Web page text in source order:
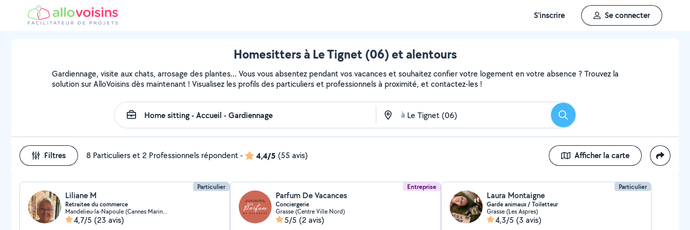
S'inscrire Se connecter
Homesitters à Le Tignet (06) et alentours
Gardiennage, visite aux chats, arrosage des plantes... Vous vous absentez pendant vos vacances et souhaitez confier votre logement en votre absence ? Trouvez la
solution sur AlloVoisins dès maintenant ! Visualisez les profils des particuliers et professionnels à proximité, et contactez-les !
à Rechercher
Filtres 8 Particuliers et 2 Professionnels répondent- 4,4/5 (55 avis) Afficher la carte
Particulier
Liliane M
Retraitee du commerce
Mandelieu-la-Napoule (Cannes Marina-La Roubine)
4,7/5 (23 avis)
Entreprise
Parfum De Vacances
Conciergerie
Grasse (Centre Ville Nord)
5/5 (2 avis)
Particulier
Laura Montaigne
Garde animaux / Toiletteur
Grasse (Les Aspres)
4,3/5 (3 avis)